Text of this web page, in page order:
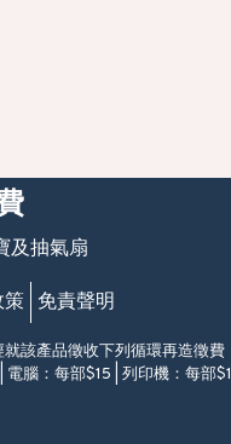
及抽氣扇
免責聲明
該產品徵收下列循環再造徵費
腦：每部$15 | 列印機：每部